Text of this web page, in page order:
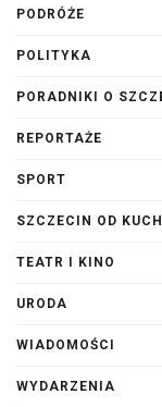
PODRÓŻE
POLITYKA
PORADNIKI O
REPORTAŻE
SPORT
SZCZECIN OD
TEATR I KINO
URODA
WIADOMOŚCI
WYDARZENIA